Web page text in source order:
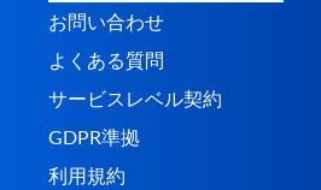
お問い合わせ
よくある質問
サービスレベル契約
GDPR準拠
利用規約